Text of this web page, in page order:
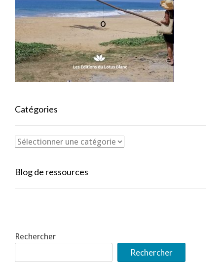
Catégories
Blog de ressources
Rechercher
Rechercher